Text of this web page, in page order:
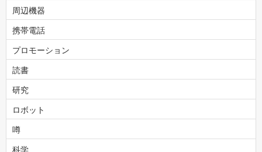
周辺機器
携帯電話
プロモーション
読書
研究
ロボット
噂
科学